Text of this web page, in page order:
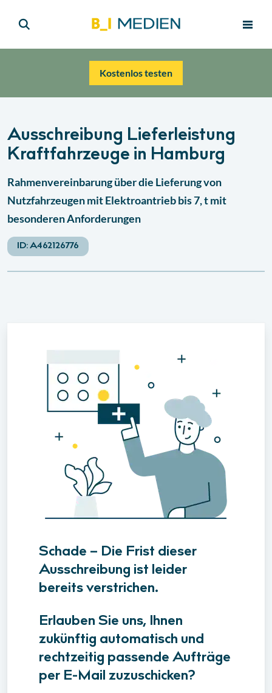
Kostenlos testen
Ausschreibung Lieferleistung
Kraftfahrzeuge in Hamburg
Rahmenvereinbarung über die Lieferung von
Nutzfahrzeugen mit Elektroantrieb bis 7, t mit
besonderen Anforderungen
ID:A462126776
Schade – Die Frist dieser
Ausschreibung ist leider
bereits verstrichen.
Erlauben Sie uns, Ihnen
zukünftig automatisch und
rechtzeitig passende Aufträge
per E-Mail zuzuschicken?